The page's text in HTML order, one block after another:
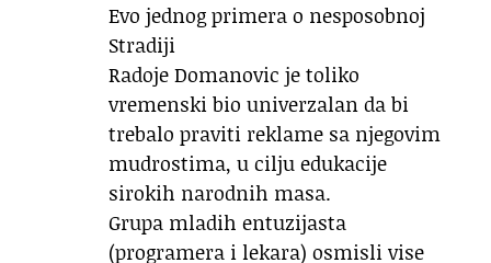
Evo jednog primera o nesposobnoj
Stradiji
Radoje Domanovic je toliko
vremenski bio univerzalan da bi
trebalo praviti reklame sa njegovim
mudrostima, u cilju edukacije
sirokih narodnih masa.
Grupa mladih entuzijasta
(programera i lekara) osmisli vise